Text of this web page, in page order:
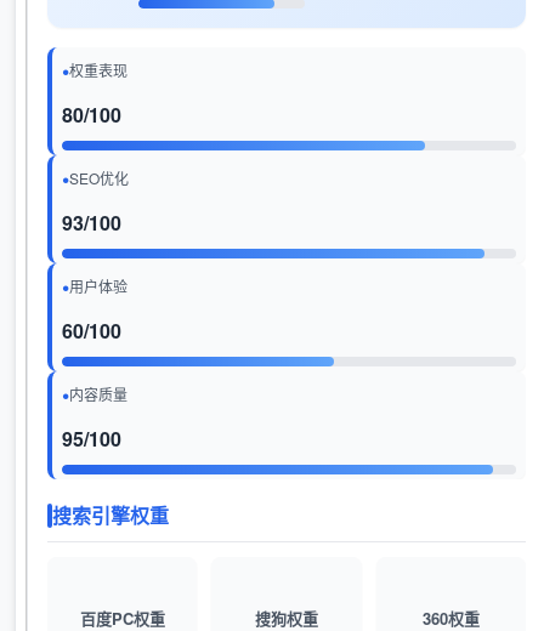
权重表现
80/100
SEO优化
93/100
用户体验
60/100
内容质量
95/100
搜索引擎权重
百度PC权重 搜狗权重 360权重